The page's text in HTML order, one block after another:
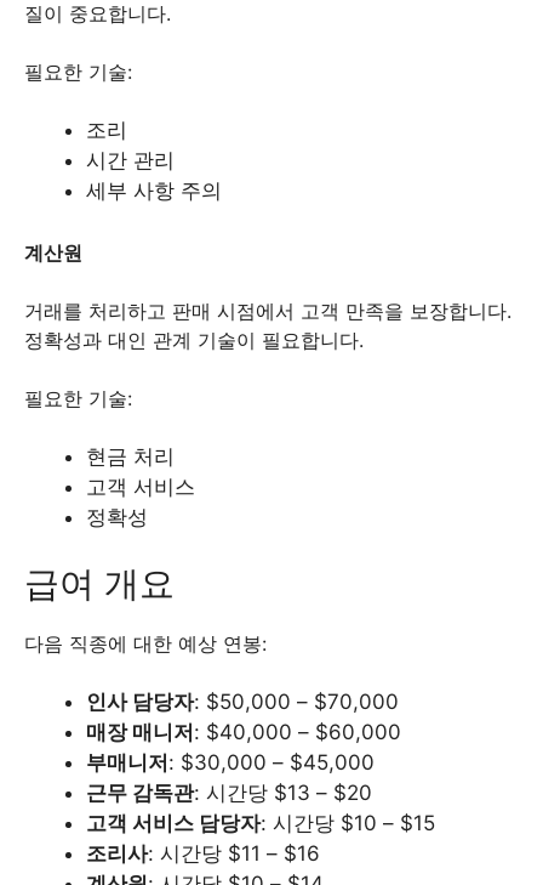
질이 중요합니다.
필요한 기술:
조리
시간 관리
세부 사항 주의
계산원
거래를 처리하고 판매 시점에서 고객 만족을 보장합니다.
정확성과 대인 관계 기술이 필요합니다.
필요한 기술:
현금 처리
고객 서비스
정확성
급여 개요
다음 직종에 대한 예상 연봉:
인사 담당자: $50,000 – $70,000
매장 매니저 : $40,000 – $60,000
부매니저 : $30,000 – $45,000
근무 감독관: 시간당 $13 – $20
고객 서비스 담당자: 시간당 $10 – $15
조리사: 시간당 $11 – $16